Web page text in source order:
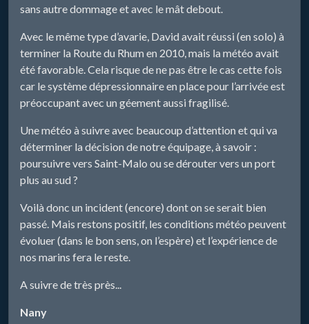
sans autre dommage et avec le mât debout.
Avec le même type d’avarie, David avait réussi (en solo) à
terminer la Route du Rhum en 2010, mais la météo avait
été favorable. Cela risque de ne pas être le cas cette fois
car le système dépressionnaire en place pour l’arrivée est
préoccupant avec un géement aussi fragilisé.
Une météo à suivre avec beaucoup d’attention et qui va
déterminer la décision de notre équipage, à savoir :
poursuivre vers Saint-Malo ou se dérouter vers un port
plus au sud ?
Voilà donc un incident (encore) dont on se serait bien
passé. Mais restons positif, les conditions météo peuvent
évoluer (dans le bon sens, on l’espère) et l’expérience de
nos marins fera le reste.
A suivre de très près...
Nany